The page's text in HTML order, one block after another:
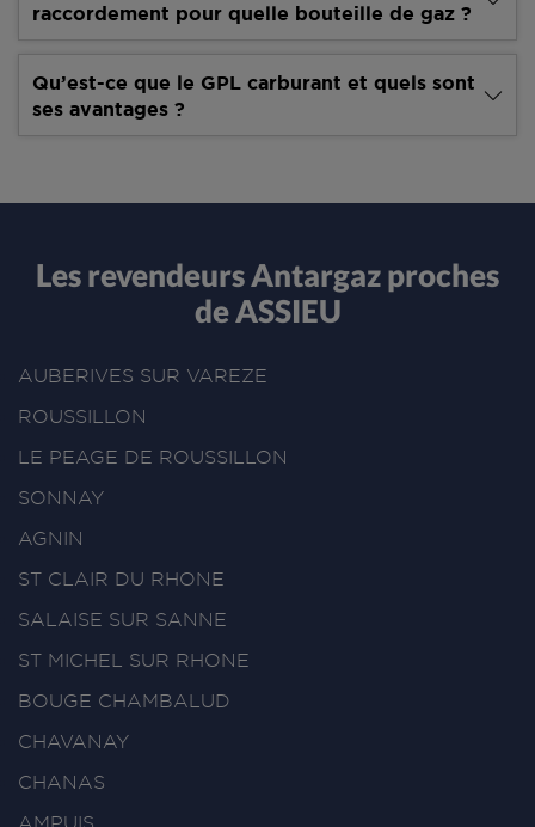
raccordement pour quelle bouteille de gaz ?
Qu’est-ce que le GPL carburant et quels sont
ses avantages ?
Les revendeurs Antargaz proches
de ASSIEU
AUBERIVES SUR VAREZE
ROUSSILLON
LE PEAGE DE ROUSSILLON
SONNAY
AGNIN
ST CLAIR DU RHONE
SALAISE SUR SANNE
ST MICHEL SUR RHONE
BOUGE CHAMBALUD
CHAVANAY
CHANAS
AMPUIS